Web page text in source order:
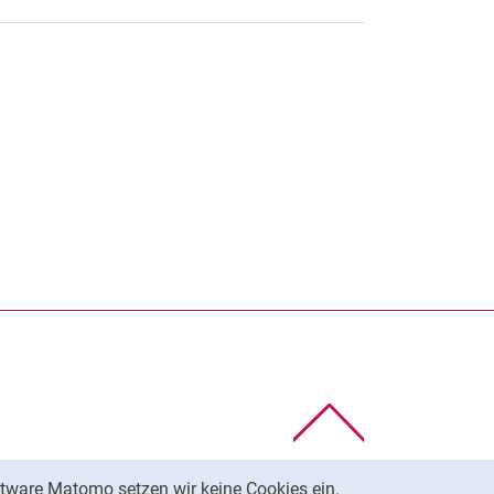
Matomo setzen wir keine Cookies ein.
Link, öffnet neues Fenster)
(externer Link, öffnet neues Fenster)